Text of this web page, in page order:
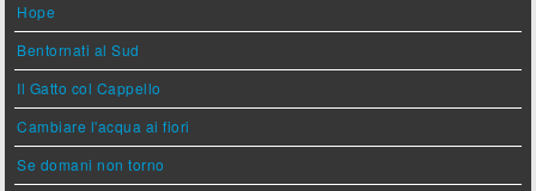
Hope
Bentornati al Sud
Il Gatto col Cappello
Cambiare l'acqua ai fiori
Se domani non torno